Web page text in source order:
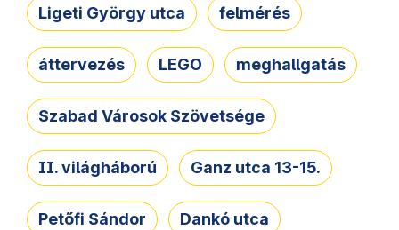
Ligeti György utca felmérés
áttervezés LEGO meghallgatás
Szabad Városok Szövetsége
II. világháború Ganz utca 13-15.
Petőfi Sándor Dankó utca